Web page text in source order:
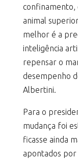
confinamento,
animal
melhor é a
inteligência
repensar o
desempenho
Albertini.
Para o
mudança foi
ficasse ainda
apontados por